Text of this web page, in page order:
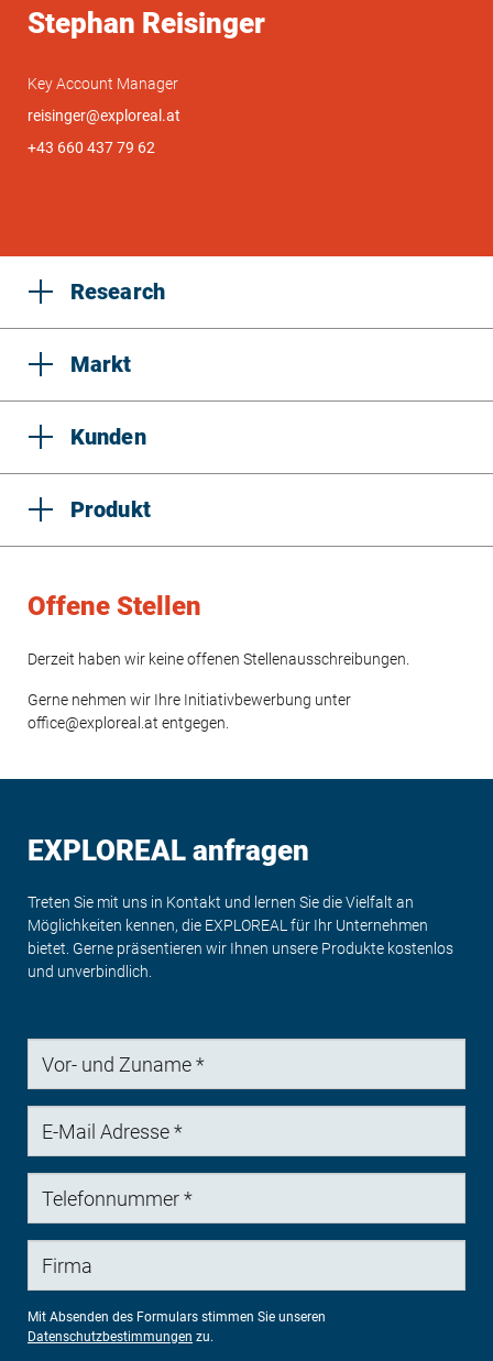
Stephan Reisinger
Key Account Manager
reisinger@exploreal.at
+43 660 437 79 62
Research
Markt
Kunden
Produkt
Offene Stellen
Derzeit haben wir keine offenen Stellenausschreibungen.
Gerne nehmen wir Ihre Initiativbewerbung unter
office@exploreal.at entgegen.
EXPLOREAL anfragen
Treten Sie mit uns in Kontakt und lernen Sie die Vielfalt an
Möglichkeiten kennen, die EXPLOREAL für Ihr Unternehmen
bietet. Gerne präsentieren wir Ihnen unsere Produkte kostenlos
und unverbindlich.
und
Zuname
Mail
Adresse
Mit Absenden des Formulars stimmen Sie unseren
Datenschutzbestimmungen zu.